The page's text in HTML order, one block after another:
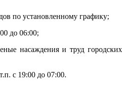
по установленному графику;
до 06:00;
насаждения и труд городских
с 19:00 до 07:00.